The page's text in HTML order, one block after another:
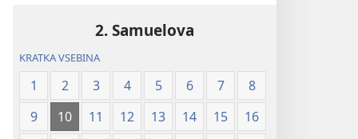
2. Samuelova
KRATKA VSEBINA
1 2 3 4 5 6 7
8
9
10 11 12 13 14 15
16